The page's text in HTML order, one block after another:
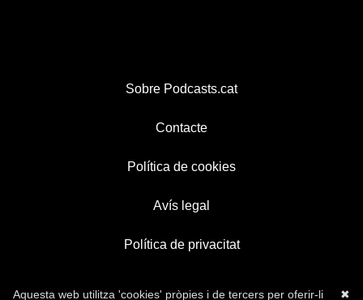
Sobre Podcasts.cat
Contacte
Política de cookies
Avís legal
Política de privacitat
✖
Aquesta web utilitza 'cookies' pròpies i de tercers per oferir-li